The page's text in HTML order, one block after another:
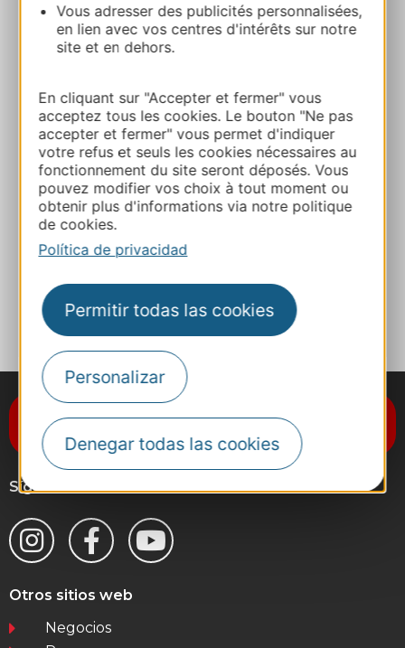
Vous adresser des publicités personnalisées,
en lien avec vos centres d'intérêts sur notre
site et en dehors.
En cliquant sur "Accepter et fermer" vous
acceptez tous les cookies. Le bouton "Ne pas
accepter et fermer" vous permet d'indiquer
votre refus et seuls les cookies nécessaires au
fonctionnement du site seront déposés. Vous
pouvez modifier vos choix à tout moment ou
obtenir plus d'informations via notre politique
de cookies.
Política de privacidad
Permitir todas las cookies
Personalizar
Denegar todas las cookies
60 quai de Bosc 34200 SETE
+33 4 67 74 95 90
E-mail
Suscríbase al boletín de noticias
Destination Occitanie
Síganos
Otros sitios web
Negocios